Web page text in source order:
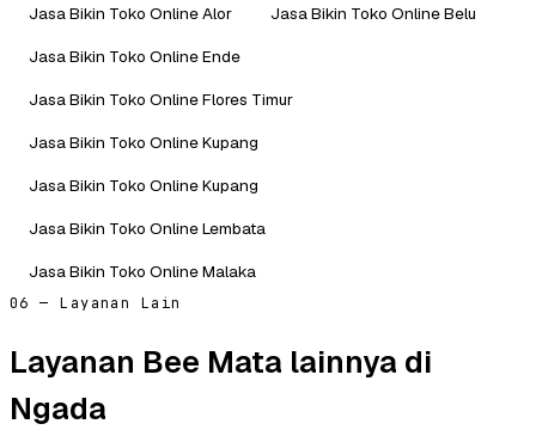
Jasa Bikin Toko Online Alor
Jasa Bikin Toko Online Belu
Jasa Bikin Toko Online Ende
Jasa Bikin Toko Online Flores Timur
Jasa Bikin Toko Online Kupang
Jasa Bikin Toko Online Kupang
Jasa Bikin Toko Online Lembata
Jasa Bikin Toko Online Malaka
06 — Layanan Lain
Layanan Bee Mata lainnya di
Ngada